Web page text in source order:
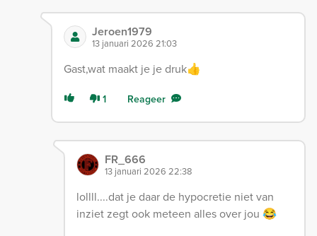
Jeroen1979
13 januari 2026 21:03
Gast,wat maakt je je druk👍
1 Reageer
FR_666
13 januari 2026 22:38
lollll....dat je daar de hypocretie niet van
inziet zegt ook meteen alles over jou 😂